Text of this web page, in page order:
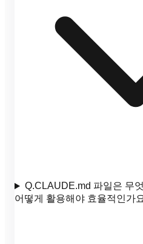
Q.CLAUDE.md 파일은 무
어떻게 활용해야 효율적인가